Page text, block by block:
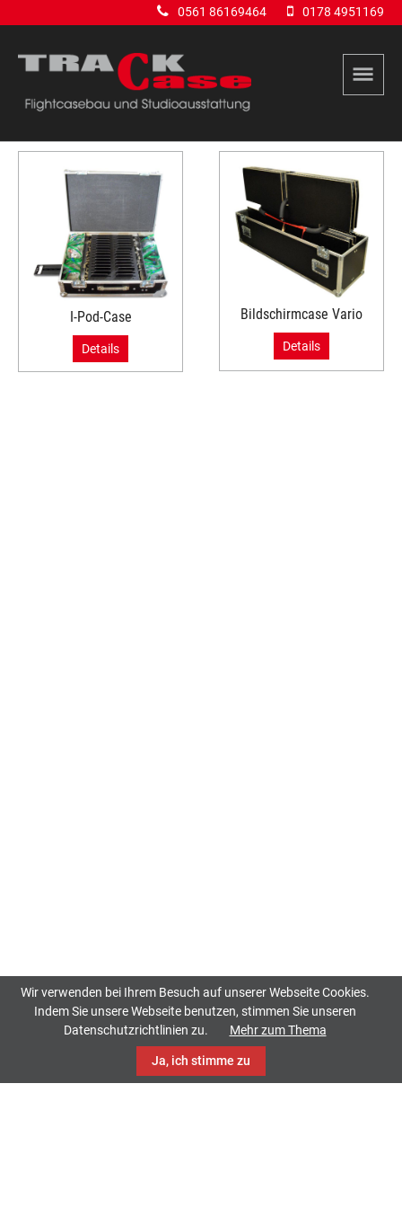
0561 86169464 0178 4951169
I-Pod-Case
Details
Bildschirmcase Vario
Details
Wir verwenden bei Ihrem Besuch auf unserer Webseite Cookies.
Indem Sie unsere Webseite benutzen, stimmen Sie unseren
Datenschutzrichtlinien zu.
Mehr zum Thema
Ja, ich stimme zu